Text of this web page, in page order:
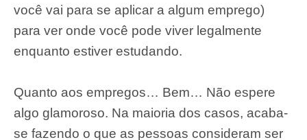
você vai para se aplicar a algum emprego)
para ver onde você pode viver legalmente
enquanto estiver estudando.
Quanto aos empregos… Bem… Não espere
algo glamoroso. Na maioria dos casos, acaba-
se fazendo o que as pessoas consideram ser